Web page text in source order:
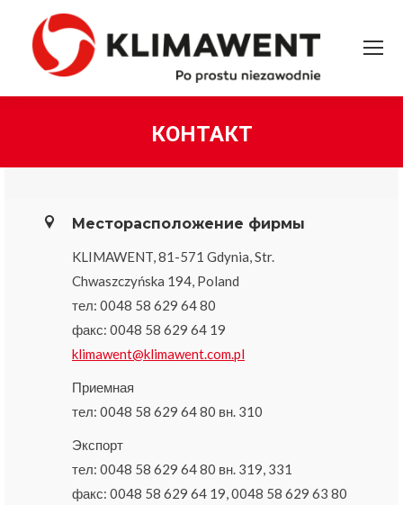
КОНТАКТ
Месторасположение фирмы
KLIMAWENT, 81-571 Gdynia, Str.
Chwaszczyńska 194, Poland
тел: 0048 58 629 64 80
факс: 0048 58 629 64 19
klimawent@klimawent.com.pl
Приемная
тел: 0048 58 629 64 80 вн. 310
Экспорт
тел: 0048 58 629 64 80 вн. 319, 331
факс: 0048 58 629 64 19, 0048 58 629 63 80